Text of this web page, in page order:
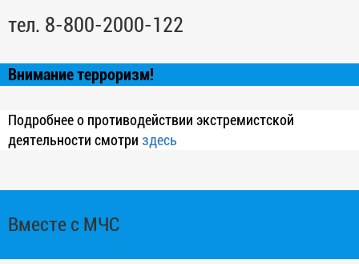
тел. 8-800-2000-122
Внимание терроризм!
Подробнее о противодействии экстремистской
деятельности смотри здесь
Вместе с МЧС